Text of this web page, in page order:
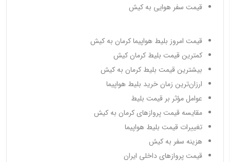
قیمت سفر هوایی به کیش
قیمت امروز بلیط هواپیما کرمان به کیش
کمترین قیمت بلیط کرمان کیش
بیشترین قیمت بلیط کرمان به کیش
ارزان‌ترین زمان خرید بلیط هواپیما
عوامل مؤثر بر قیمت بلیط
مقایسه قیمت پروازهای کرمان به کیش
تغییرات قیمت بلیط هواپیما
هزینه سفر به کیش
قیمت پروازهای داخلی ایران